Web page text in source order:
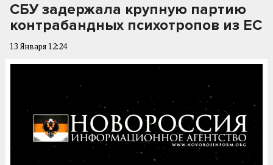
СБУ задержала крупную партию
контрабандных психотропов из ЕС
13 Января 12:24